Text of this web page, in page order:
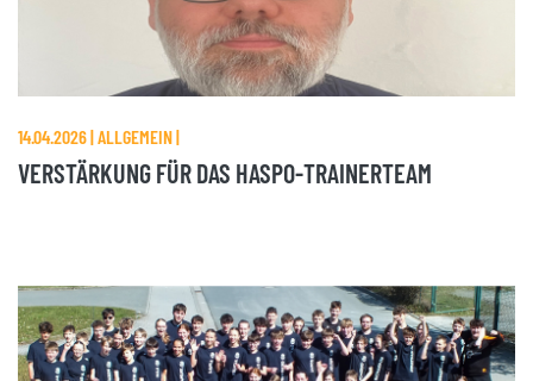
14.04.2026 | ALLGEMEIN |
VERSTÄRKUNG FÜR DAS HASPO-TRAINERTEAM